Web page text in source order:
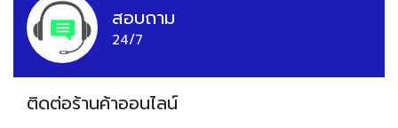
สอบถาม
24/7
ติดต่อร้านค้าออนไลน์